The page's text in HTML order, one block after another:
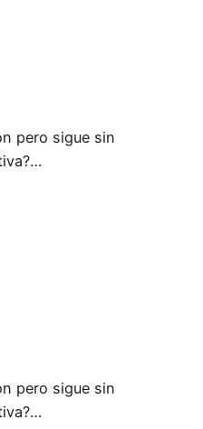
pero sigue sin
pero sigue sin